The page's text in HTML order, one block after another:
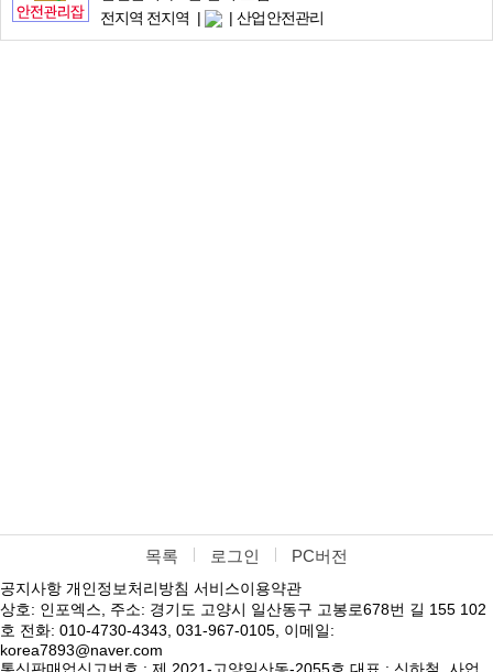
전지역 전지역
산업안전관리
목록 로그인 PC버전
공지사항 개인정보처리방침 서비스이용약관
상호: 인포엑스, 주소: 경기도 고양시 일산동구 고봉로678번 길 155 102
호 전화: 010-4730-4343, 031-967-0105, 이메일:
korea7893@naver.com